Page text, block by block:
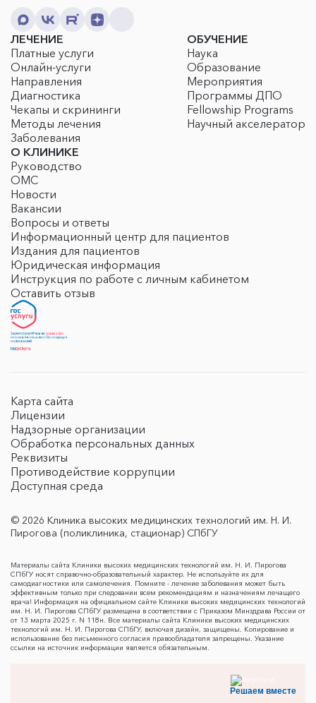
ЛЕЧЕНИЕ
Платные услуги
Онлайн-услуги
Направления
Диагностика
Чекапы и скрининги
Методы лечения
Заболевания
ОБУЧЕНИЕ
Наука
Образование
Мероприятия
Программы ДПО
Fellowship Programs
Научный акселератор
О КЛИНИКЕ
Руководство
ОМС
Новости
Вакансии
Вопросы и ответы
Информационный центр для пациентов
Издания для пациентов
Юридическая информация
Инструкция по работе с личным кабинетом
Оставить отзыв
Карта сайта
Лицензии
Надзорные организации
Обработка персональных данных
Реквизиты
Противодействие коррупции
Доступная среда
© 2026 Клиника высоких медицинских технологий им. Н. И.
Пирогова (поликлиника, стационар) СПбГУ
Материалы сайта Клиники высоких медицинских технологий им. Н. И. Пирогова
СПбГУ носят справочно-образовательный характер. Не используйте их для
самодиагностики или самолечения. Помните - лечение заболевания может быть
эффективным только при следовании всем рекомендациям и назначениям лечащего
врача! Информация на официальном сайте Клиники высоких медицинских технологий
им. Н. И. Пирогова СПбГУ размещена в соответствии с Приказом Минздрава России от
от 13 марта 2025 г. N 118н. Все материалы сайта Клиники высоких медицинских
технологий им. Н. И. Пирогова СПбГУ, включая дизайн, защищены. Копирование и
использование без письменного согласия правообладателя запрещены. Указание
ссылки на источник информации является обязательным.
Решаем вместе